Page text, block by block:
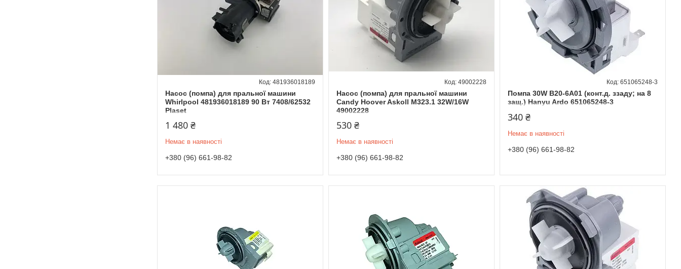
Насос (помпа) для пральної машини
Whirlpool 481936018189 90 Вт 7408/62532
Plaset
481936018189
1 480 ₴
Немає в наявності
+380 (96) 661-98-82
Насос (помпа) для пральної машини
Candy Hoover Askoll M323.1 32W/16W
49002228
49002228
530 ₴
Немає в наявності
+380 (96) 661-98-82
Помпа 30W B20-6A01 (конт.д. ззаду; на 8
защ.) Hanyu Ardo 651065248-3
651065248-3
340 ₴
Немає в наявності
+380 (96) 661-98-82